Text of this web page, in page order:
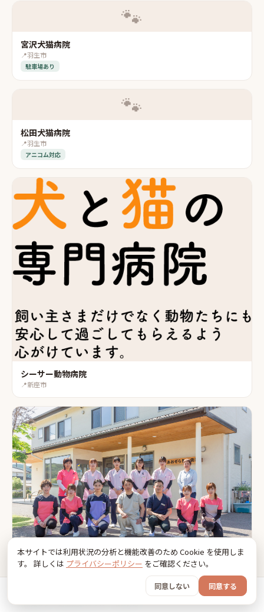
🐾
宮沢犬猫病院
📍羽生市
駐車場あり
🐾
松田犬猫病院
📍羽生市
アニコム対応
シーサー動物病院
📍新座市
併設あり 動物病院×ホテル 往診対応
本サイトでは利用状況の分析と機能改善のため Cookie を使用しま
す。 詳しくは プライバシーポリシー をご確認ください。
同意しない 同意する